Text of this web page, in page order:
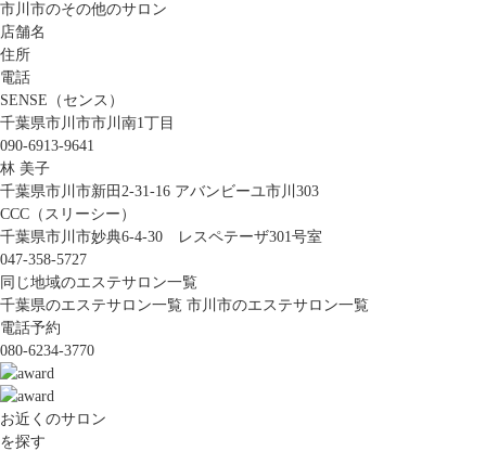
市川市のその他のサロン
店舗名
住所
電話
SENSE（センス）
千葉県市川市市川南1丁目
090-6913-9641
林 美子
千葉県市川市新田2-31-16 アバンビーユ市川303
CCC（スリーシー）
千葉県市川市妙典6-4-30 レスペテーザ301号室
047-358-5727
同じ地域のエステサロン一覧
千葉県のエステサロン一覧 市川市のエステサロン一覧
電話予約
080-6234-3770
お近くのサロン
を探す